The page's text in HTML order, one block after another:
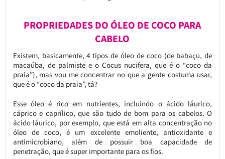
PROPRIEDADES DO ÓLEO DE COCO PARA
CABELO
Existem, basicamente, 4 tipos de óleo de coco (de babaçu, de
macaúba, de palmiste e o Cocus nucifera, que é o “coco da
praia”), mas vou me concentrar no que a gente costuma usar,
que é o “coco da praia”, tá?
Esse óleo é rico em nutrientes, incluindo o ácido láurico,
cáprico e caprílico, que são tudo de bom para os cabelos. O
ácido láurico, por exemplo, que está em alta concentração no
óleo de coco, é um excelente emoliente, antioxidante e
antimicrobiano, além de possuir boa capacidade de
penetração, que é super importante para os fios.